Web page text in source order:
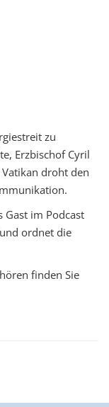
zu
Erzbischof Cyril
droht den
Gast im Podcast
ordnet die
finden Sie